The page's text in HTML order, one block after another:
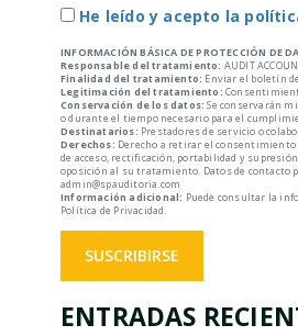
He leído y acepto la
INFORMACIÓN BÁSICA DE PROTECCIÓN DE
Responsable del tratamiento: AUDIT
Finalidad del tratamiento: Enviar el boletín
Legitimación del tratamiento:
Conservación de los datos: Se conservarán
o durante el tiempo necesario para el
Destinatarios: Prestadores de servicio o
Derechos: Derecho a retirar el
de acceso, rectificación, portabilidad y
oposición al su tratamiento. Datos de contacto
admin@spauditoria.com
Información adicional: Puede consultar la
Política de Privacidad.
ENTRADAS